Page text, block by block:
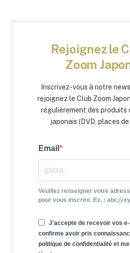
Rejoignez le
Zoom
Inscrivez-vous à notre
rejoignez le Club Zoom
régulièrement des produits
japonais (DVD, places de
Email
Veuillez renseigner votre
pour vous inscrire. Ex. :
J'accepte de recevoir vos
confirme avoir pris
politique de confidentialité et